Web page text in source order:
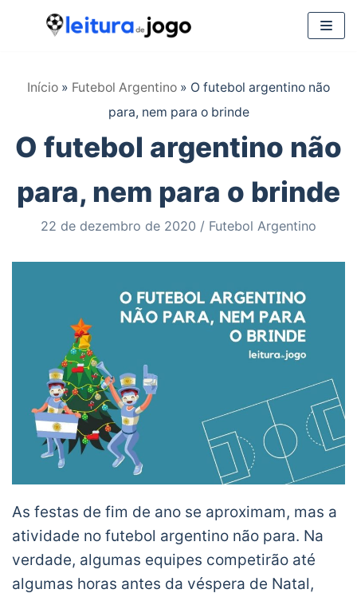
Início » Futebol Argentino » O futebol argentino não
para, nem para o brinde
O futebol argentino não
para, nem para o brinde
22 de dezembro de 2020 Futebol Argentino
As festas de fim de ano se aproximam, mas a
atividade no futebol argentino não para. Na
verdade, algumas equipes competirão até
algumas horas antes da véspera de Natal,